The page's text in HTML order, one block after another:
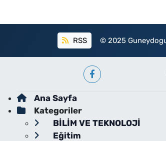
RSS © 2025
Ana Sayfa
Kategoriler
BİLİM VE TEKNOLOJİ
Eğitim